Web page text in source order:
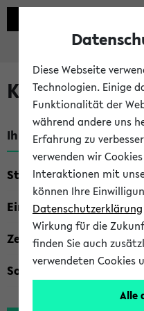
Kombisuche
Ihre Suchkriterien:
Studienfach
Einrichtung
Zeiten
Sonstiges
Diese Webseite
Technologien. Einige
Funktionalität der
während andere uns
Erfahrung zu
verwenden wir
Interaktionen mit
können Ihre
Datenschutzerklärung
Wirkung für die
finden Sie auch
verwendeten Cookies
Alle